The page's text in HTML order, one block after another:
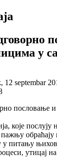
у
12 septembar
које
обраћају
у питању
утицај